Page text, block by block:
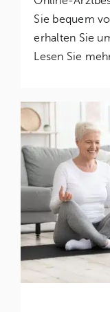
Sie bequem
erhalten Sie
Lesen Sie